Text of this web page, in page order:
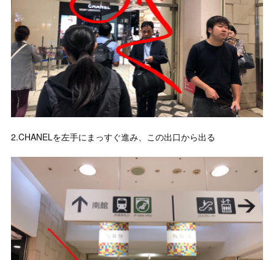
2.CHANELを左手にまっすぐ進み、この出口から出る